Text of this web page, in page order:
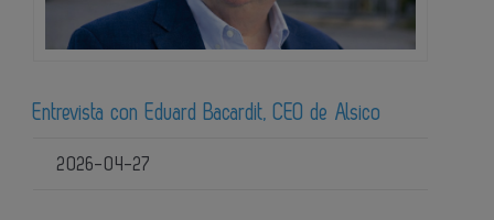
Entrevista con Eduard Bacardit, CEO de Alsico
2026-04-27